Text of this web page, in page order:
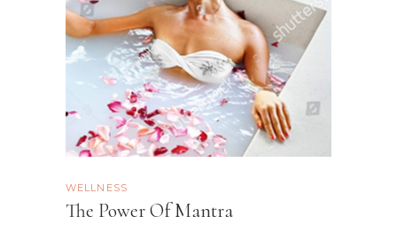
WELLNESS
The Power Of Mantra